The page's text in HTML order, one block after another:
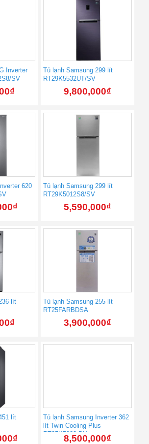
Inverter
SV
₫
Tủ lạnh Samsung 299 lít
RT29K5532UT/SV
9,800,000₫
620
₫
Tủ lạnh Samsung 299 lít
RT29K5012S8/SV
5,590,000₫
lít
₫
Tủ lạnh Samsung 255 lít
RT25FARBDSA
3,900,000₫
lít
₫
Tủ lạnh Samsung Inverter 362
lít Twin Cooling Plus
RT35K5982 DX
8,500,000₫